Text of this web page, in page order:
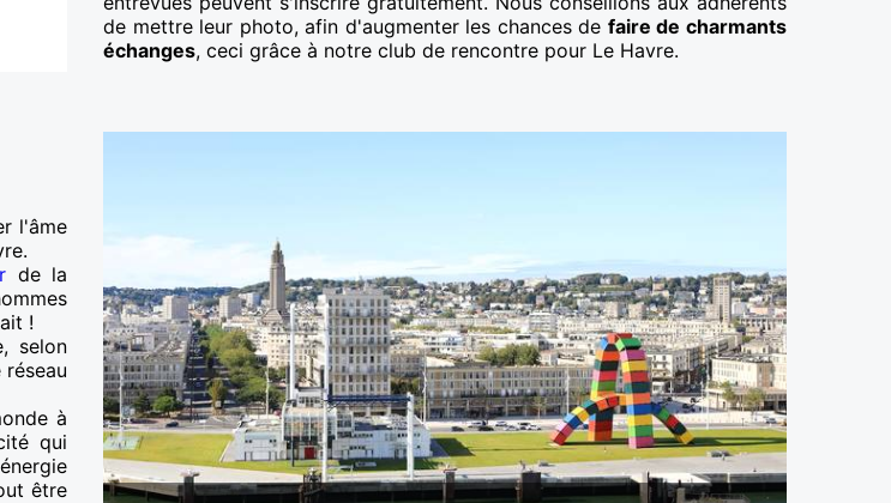
de mettre leur photo, afin d'augmenter les chances de faire de charmants
échanges, ceci grâce à notre club de rencontre pour Le Havre.
l'âme
de la
!
selon
à
qui
être